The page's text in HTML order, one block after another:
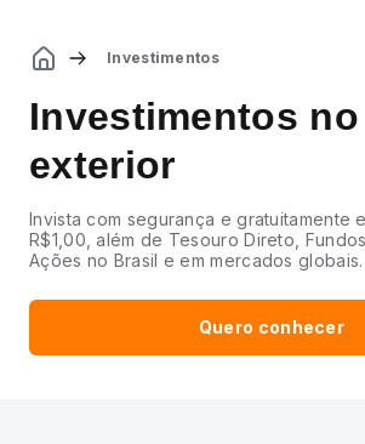
Investimentos
Investimentos
exterior
Invista com segurança e gratuitamente
R$1,00, além de Tesouro Direto,
Ações no Brasil e em mercados globais.
Quero conhecer